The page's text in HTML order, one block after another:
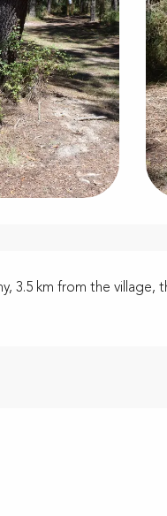
3.5 km from the village,